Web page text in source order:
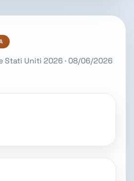
Stati Uniti 2026 · 08/06/2026